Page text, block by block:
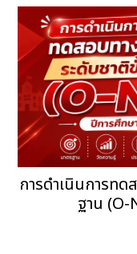
การดำเนินการท
ฐาน (O-